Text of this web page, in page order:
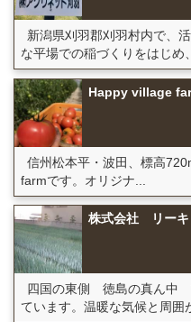
新潟県刈羽郡刈羽村内で、
な平場での稲づくりをはじめ
Happy village
信州松本平・波田、標高
farmです。オリジナ...
株式会社 リーキ
四国の東側 徳島の真ん中
ています。温暖な気候と周囲